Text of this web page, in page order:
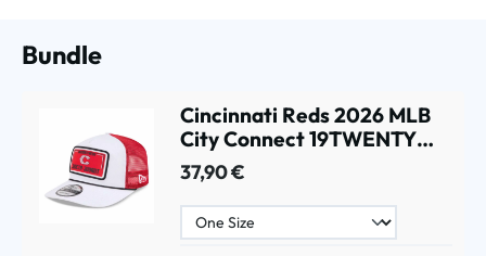
Bundle
Cincinnati Reds 2026 MLB
City Connect 19TWENTY
Fan Pack Adjustable
Trucker Cap Weiß
37,90 €